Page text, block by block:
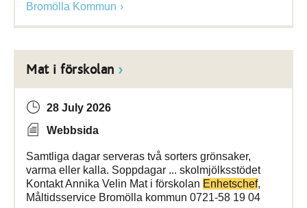
Bromölla Kommun
Mat i förskolan
28 July 2026
Webbsida
Samtliga dagar serveras två sorters grönsaker,
varma eller kalla. Soppdagar ... skolmjölksstödet
Kontakt Annika Velin Mat i förskolan Enhetschef,
Måltidsservice Bromölla kommun 0721-58 19 04